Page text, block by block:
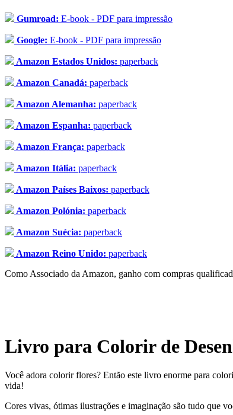
Gumroad: E-book - PDF para impressão
Google: E-book - PDF para impressão
Amazon Estados Unidos: paperback
Amazon Canadá: paperback
Amazon Alemanha: paperback
Amazon Espanha: paperback
Amazon França: paperback
Amazon Itália: paperback
Amazon Países Baixos: paperback
Amazon Polónia: paperback
Amazon Suécia: paperback
Amazon Reino Unido: paperback
Como Associado da Amazon, ganho com compras
Livro para Colorir de
Você adora colorir flores? Então este livro enorme para
vida!
Cores vivas, ótimas ilustrações e imaginação são tudo que